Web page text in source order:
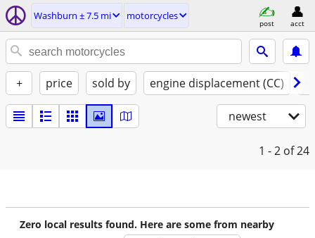
Washburn ± 7.5 mi motorcycles
post acct
+ price sold by engine displacement (CC)
newest
1 - 2 of 24
Zero local results found. Here are some from nearby